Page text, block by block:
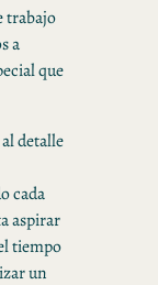
trabajo
a
que
detalle
cada
aspirar
tiempo
un